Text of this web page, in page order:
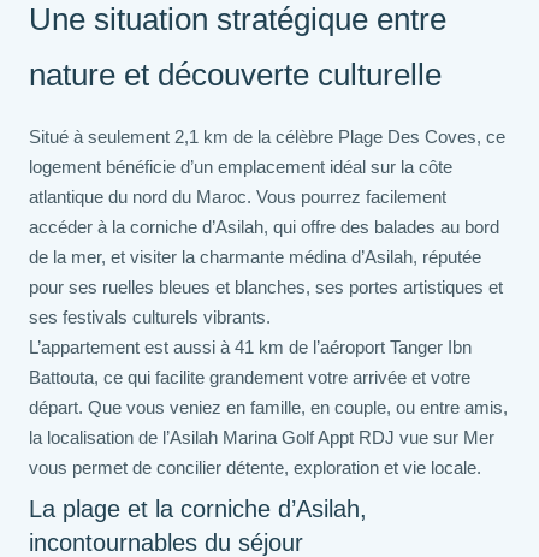
Une situation stratégique entre
nature et découverte culturelle
Situé à seulement 2,1 km de la célèbre Plage Des Coves, ce
logement bénéficie d’un emplacement idéal sur la côte
atlantique du nord du Maroc. Vous pourrez facilement
accéder à la corniche d’Asilah, qui offre des balades au bord
de la mer, et visiter la charmante médina d’Asilah, réputée
pour ses ruelles bleues et blanches, ses portes artistiques et
ses festivals culturels vibrants.
L’appartement est aussi à 41 km de l’aéroport Tanger Ibn
Battouta, ce qui facilite grandement votre arrivée et votre
départ. Que vous veniez en famille, en couple, ou entre amis,
la localisation de l’Asilah Marina Golf Appt RDJ vue sur Mer
vous permet de concilier détente, exploration et vie locale.
La plage et la corniche d’Asilah,
incontournables du séjour